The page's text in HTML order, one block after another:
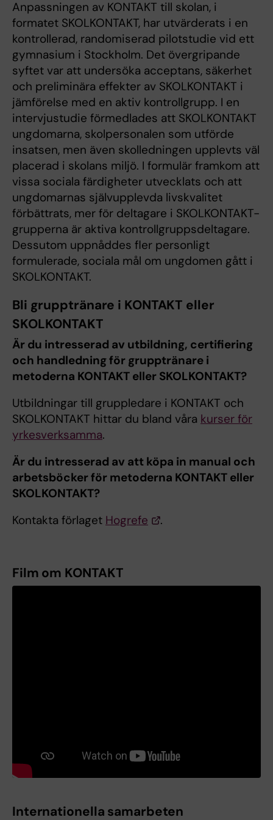
Anpassningen av KONTAKT till skolan, i
formatet SKOLKONTAKT, har utvärderats i en
kontrollerad, randomiserad pilotstudie vid ett
gymnasium i Stockholm. Det övergripande
syftet var att undersöka acceptans, säkerhet
och preliminära effekter av SKOLKONTAKT i
jämförelse med en aktiv kontrollgrupp. I en
intervjustudie förmedlades att SKOLKONTAKT
ungdomarna, skolpersonalen som utförde
insatsen, men även skolledningen upplevts väl
placerad i skolans miljö. I formulär framkom att
vissa sociala färdigheter utvecklats och att
ungdomarnas självupplevda livskvalitet
förbättrats, mer för deltagare i SKOLKONTAKT-
grupperna är aktiva kontrollgruppsdeltagare.
Dessutom uppnåddes fler personligt
formulerade, sociala mål om ungdomen gått i
SKOLKONTAKT.
Bli grupptränare i KONTAKT eller
SKOLKONTAKT
Är du intresserad av utbildning, certifiering
och handledning för grupptränare i
metoderna KONTAKT eller SKOLKONTAKT?
Utbildningar till gruppledare i KONTAKT och
SKOLKONTAKT hittar du bland våra kurser för
yrkesverksamma.
Är du intresserad av att köpa in manual och
arbetsböcker för metoderna KONTAKT eller
SKOLKONTAKT?
Kontakta förlaget Hogrefe .
Film om KONTAKT
Internationella samarbeten